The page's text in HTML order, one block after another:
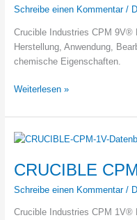
Schreibe einen Kommentar /
Crucible Industries CPM 9V®
Herstellung, Anwendung,
chemische Eigenschaften.
CRUCIBLE
9V
–
Weiterlesen »
CRUCIBLE
Schreibe einen Kommentar /
Crucible Industries CPM 1V®